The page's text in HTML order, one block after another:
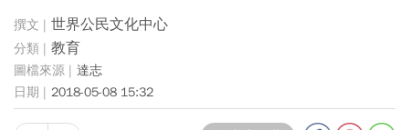
世界公民文化中心
教育
達志
2018-05-08 15:32